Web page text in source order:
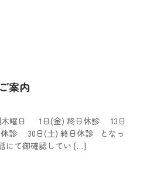
案内
木曜日 1日(金) 終日休診 13日
診 30日(土) 終日休診 となっ
にて御確認してい […]